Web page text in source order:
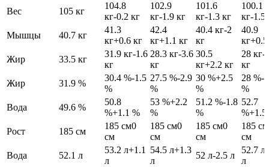
Вес
105 кг
104.8
кг-0.2 кг
102.9
кг-1.9 кг
101.6
кг-1.3 кг
100.1
кг-1.5
Мышцы
40.7 кг
41.3
кг+0.6 кг
42.4
кг+1.1 кг
40.4 кг-2
кг
40.9
кг
Жир
33.5 кг
31.9 кг-1.6
кг
28.3 кг-3.6
кг
30.5
кг+2.2 кг
28 кг-
кг
Жир
31.9 %
30.4 %-1.5
%
27.5 %-2.9
%
30 %+2.5
%
28 %-
%
Вода
49.6 %
50.8
%+1.1 %
53 %+2.2
%
51.2 %-1.8
%
52.7
%+1.5
Рост
185 см
185 см0
см
185 см0
см
185 см0
см
185 см
см
Вода
52.1 л
53.2 л+1.1
л
54.5 л+1.3
л
52 л-2.5 л
52.7 л
л